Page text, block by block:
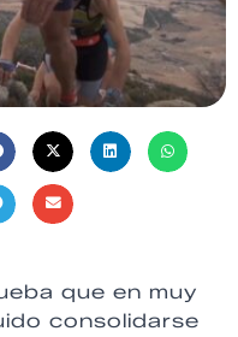
que en muy
consolidarse